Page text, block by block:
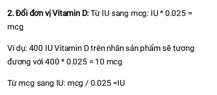
2. Đổi đơn vị Vitamin D: Từ IU sang mcg: IU * 0.025 =
mcg
Ví dụ: 400 IU Vitamin D trên nhãn sản phẩm sẽ tương
đương với 400 * 0.025 = 10 mcg
Từ mcg sang IU: mcg / 0.025 =IU